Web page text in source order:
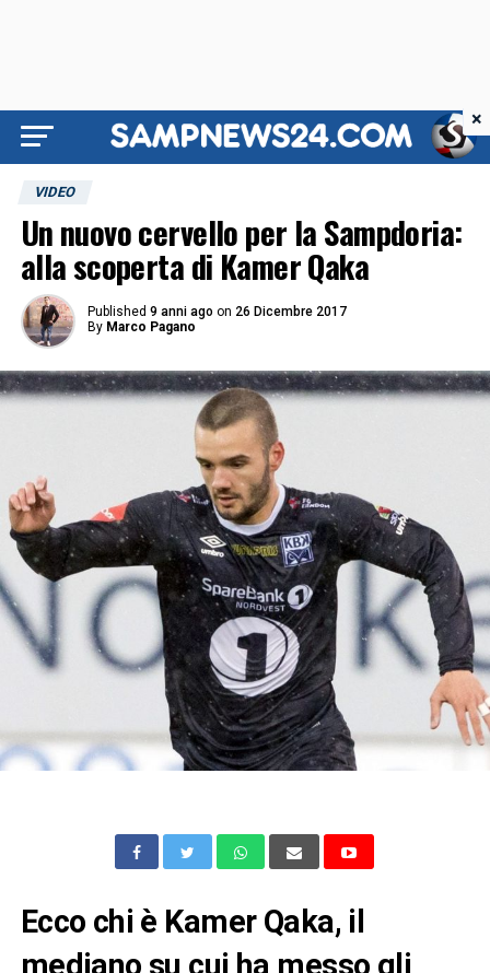
VIDEO
Un nuovo cervello per la Sampdoria:
alla scoperta di Kamer Qaka
Published 9 anni ago on 26 Dicembre 2017
By Marco Pagano
Ecco chi è Kamer Qaka, il
mediano su cui ha messo gli
×